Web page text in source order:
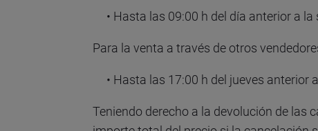
• Hasta las 09:00 h del día anterior a la
Para la venta a través de otros
• Hasta las 17:00 h del jueves anterior
Teniendo derecho a la devolución de las